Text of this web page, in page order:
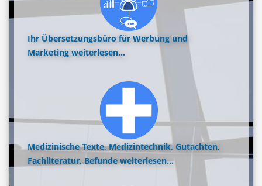
Ihr Übersetzungsbüro für Werbung und
Marketing weiterlesen...
Medizinische Texte, Medizintechnik, Gutachten,
Fachliteratur, Befunde weiterlesen...